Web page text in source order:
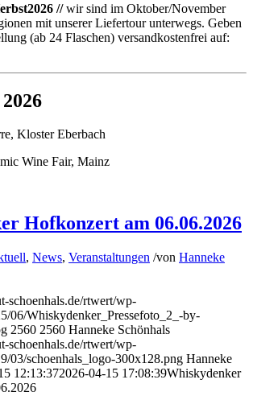
//wir sind im Oktober/November
mit unserer Liefertour unterwegs. Geben
(ab 24 Flaschen) versandkostenfrei auf:
Kloster Eberbach
Wine Fair, Mainz
Hofkonzert am 06.06.2026
, News, Veranstaltungen /von Hanneke
schoenhals.de/rtwert/wp-
06/Whiskydenker_Pressefoto_2_-by-
2560 2560 Hanneke Schönhals
schoenhals.de/rtwert/wp-
03/schoenhals_logo-300x128.png Hanneke
12:13:372026-04-15 17:08:39Whiskydenker